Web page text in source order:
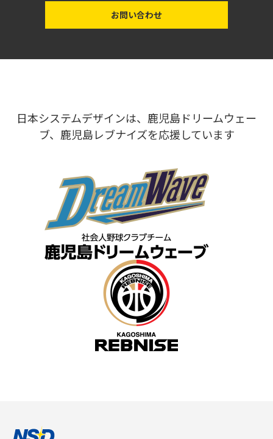
お問い合わせ
日本システムデザインは、鹿児島ドリームウェー
ブ、鹿児島レブナイズを応援しています